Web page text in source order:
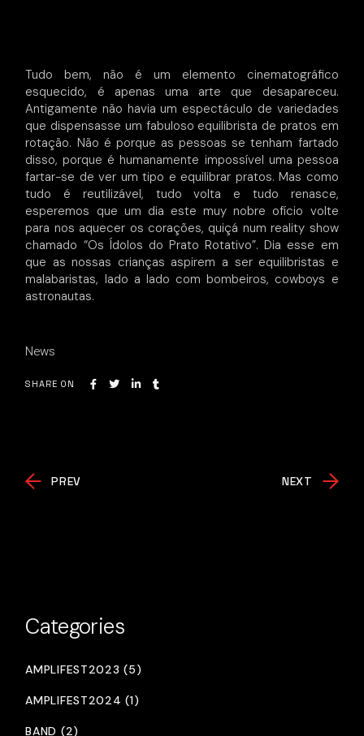
Tudo bem, não é um elemento cinematográfico
esquecido, é apenas uma arte que desapareceu.
Antigamente não havia um espectáculo de variedades
que dispensasse um fabuloso equilibrista de pratos em
rotação. Não é porque as pessoas se tenham fartado
disso, porque é humanamente impossível uma pessoa
fartar-se de ver um tipo e equilibrar pratos. Mas como
tudo é reutilizável, tudo volta e tudo renasce,
esperemos que um dia este muy nobre ofício volte
para nos aquecer os corações, quiçá num reality show
chamado “Os Ídolos do Prato Rotativo”. Dia esse em
que as nossas crianças aspirem a ser equilibristas e
malabaristas, lado a lado com bombeiros, cowboys e
astronautas.
News
SHARE ON
PREV NEXT
Categories
AMPLIFEST2023 (5)
AMPLIFEST2024 (1)
BAND (2)